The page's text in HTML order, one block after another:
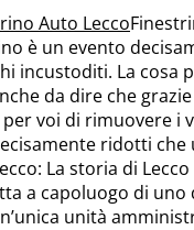
è un evento
incustoditi. La
da dire che
per voi di rimuovere
ridotti
La storia di
a capoluogo di
unità